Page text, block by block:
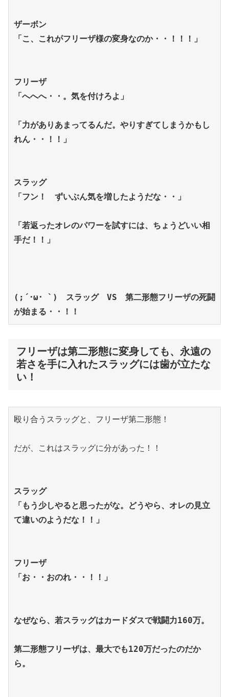
ザーボン
「こ、これがフリーザ様の変身なのか・・！！！」
フリーザ
「へへへ・・。気を付けろよ」
「力がありあまってるんだ。やりすぎてしまうかもし
れん・・！！」
スラッグ
「フン！　ずいぶん気を増したようだな・・」
「若返ったオレのパワーを試すには、ちょうどいい相
手だ！！」
(;´･ω･ `)　スラッグ　VS　第二形態フリーザの死闘
が始まる・・！！
フリーザは第二形態に変身しても、永遠の
若さを手に入れたスラッグには歯が立たな
い！
殴り合うスラッグと、フリーザ第二形態！
だが、これはスラッグに分があった！！
スラッグ
「もう少しやると思ったがな。どうやら、オレの見立
て違いのようだな！！」
フリーザ
「お・・おのれ・・！！」
なぜなら、若スラッグはカードダスで戦闘力160万。
第二形態フリーザは、最大でも120万だったのだか
ら。